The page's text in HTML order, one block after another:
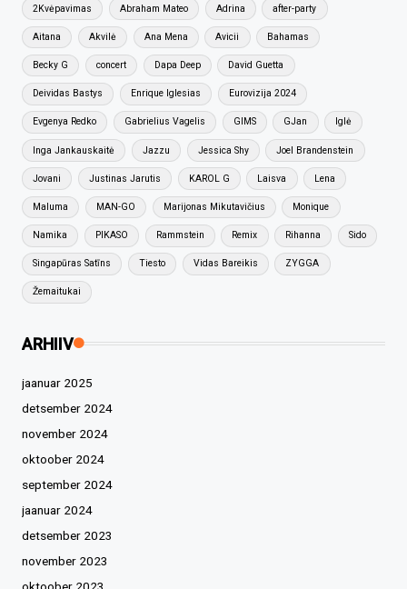
2Kvėpavimas Abraham Mateo Adrina after-party
Aitana Akvilė Ana Mena Avicii Bahamas
Becky G concert Dapa Deep David Guetta
Deividas Bastys Enrique Iglesias Eurovizija 2024
Evgenya Redko Gabrielius Vagelis GIMS GJan Iglė
Inga Jankauskaitė Jazzu Jessica Shy Joel Brandenstein
Jovani Justinas Jarutis KAROL G Laisva Lena
Maluma MAN-GO Marijonas Mikutavičius Monique
Namika PIKASO Rammstein Remix Rihanna Sido
Singapūras Satīns Tiesto Vidas Bareikis ZYGGA
Žemaitukai
ARHIIV
jaanuar 2025
detsember 2024
november 2024
oktoober 2024
september 2024
jaanuar 2024
detsember 2023
november 2023